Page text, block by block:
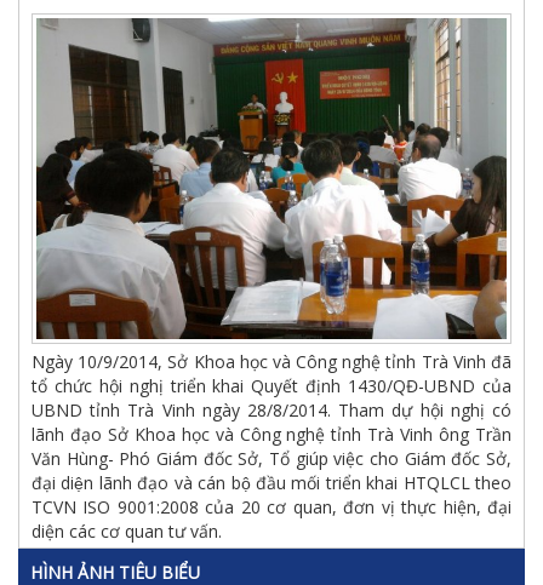
Ngày 10/9/2014, Sở Khoa học và Công nghệ tỉnh Trà Vinh đã
tổ chức hội nghị triển khai Quyết định 1430/QĐ-UBND của
UBND tỉnh Trà Vinh ngày 28/8/2014. Tham dự hội nghị có
lãnh đạo Sở Khoa học và Công nghệ tỉnh Trà Vinh ông Trần
Văn Hùng- Phó Giám đốc Sở, Tổ giúp việc cho Giám đốc Sở,
đại diện lãnh đạo và cán bộ đầu mối triển khai HTQLCL theo
TCVN ISO 9001:2008 của 20 cơ quan, đơn vị thực hiện, đại
diện các cơ quan tư vấn.
HÌNH ẢNH TIÊU BIỂU